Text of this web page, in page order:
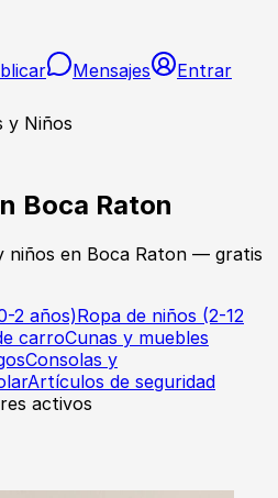
Mensajes Entrar
y Niños
Boca Raton
niños en Boca Raton — gratis
2 años)Ropa de niños (2-12
carroCunas y muebles
Consolas y
Artículos de seguridad
activos